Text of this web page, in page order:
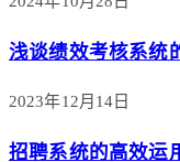
浅谈绩效考核系统
2023年12月14日
招聘系统的高效运